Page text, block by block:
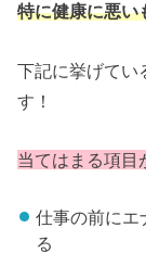
特に健康に悪い
下記に挙げてい
す！
当てはまる項目
仕事の前にエ
る